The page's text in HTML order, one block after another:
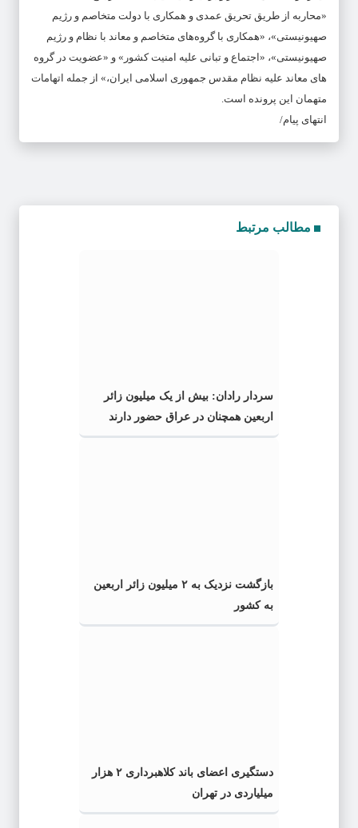
«محاربه از طریق تحریق عمدی و همکاری با دولت متخاصم و رژیم
صهیونیستی»، «همکاری با گروه‌های متخاصم و معاند با نظام و رژیم
صهیونیستی»، «اجتماع و تبانی علیه امنیت کشور» و «عضویت در گروه
های معاند علیه نظام مقدس جمهوری اسلامی ایران،» از جمله اتهامات
متهمان این پرونده است.
انتهای پیام/
مطالب مرتبط
سردار رادان: بیش از یک میلیون زائر
اربعین همچنان در عراق حضور دارند
بازگشت نزدیک به ۲ میلیون زائر اربعین
به کشور
دستگیری اعضای باند کلاهبرداری ۲ هزار
میلیاردی در تهران